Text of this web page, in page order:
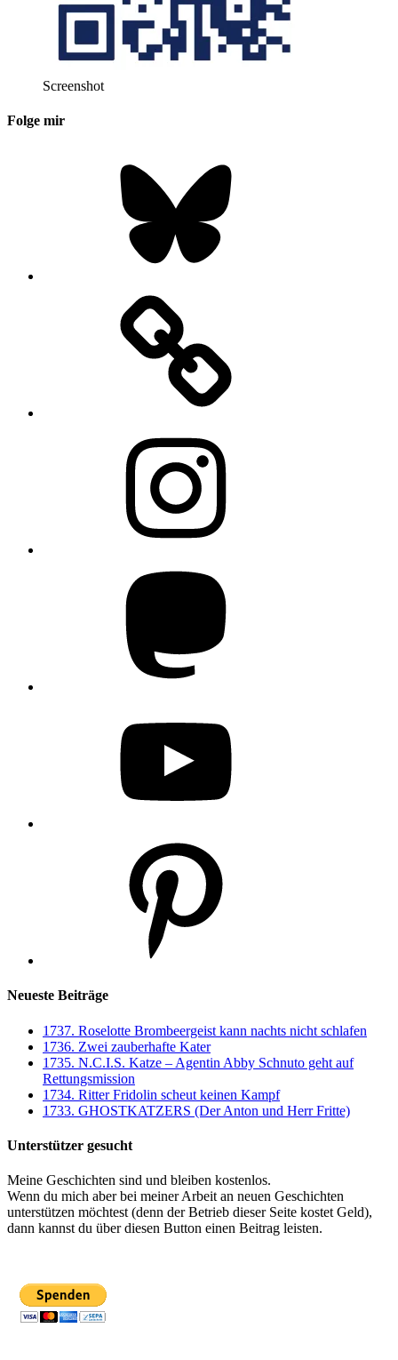
Screenshot
Folge mir
Neueste Beiträge
1737. Roselotte Brombeergeist kann nachts nicht schlafen
1736. Zwei zauberhafte Kater
1735. N.C.I.S. Katze – Agentin Abby Schnuto geht auf
Rettungsmission
1734. Ritter Fridolin scheut keinen Kampf
1733. GHOSTKATZERS (Der Anton und Herr Fritte)
Unterstützer gesucht
Meine Geschichten sind und bleiben kostenlos.
Wenn du mich aber bei meiner Arbeit an neuen Geschichten
unterstützen möchtest (denn der Betrieb dieser Seite kostet Geld),
dann kannst du über diesen Button einen Beitrag leisten.